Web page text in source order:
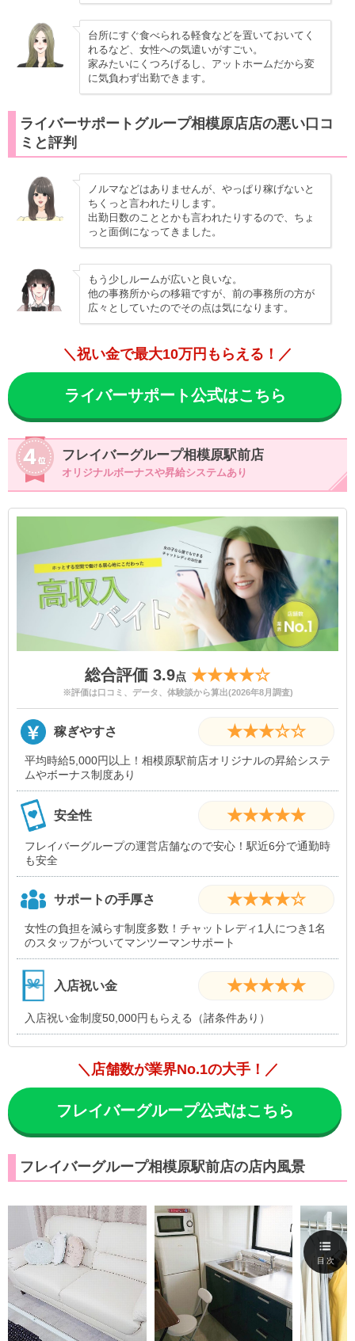
台所にすぐ食べられる軽食などを置いておいてく
れるなど、女性への気遣いがすごい。
家みたいにくつろげるし、アットホームだから変
に気負わず出勤できます。
ライバーサポートグループ相模原店店の悪い口コ
ミと評判
ノルマなどはありませんが、やっぱり稼げないと
ちくっと言われたりします。
出勤日数のこととかも言われたりするので、ちょ
っと面倒になってきました。
もう少しルームが広いと良いな。
他の事務所からの移籍ですが、前の事務所の方が
広々としていたのでその点は気になります。
＼祝い金で最大10万円もらえる！／
ライバーサポート公式はこちら
フレイバーグループ相模原駅前店
オリジナルボーナスや昇給システムあり
総合評価 3.9点 ★★★★☆
※評価は口コミ、データ、体験談から算出(2026年8月調査)
稼ぎやすさ ★★★☆☆
平均時給5,000円以上！相模原駅前店オリジナルの昇給システ
ムやボーナス制度あり
安全性 ★★★★★
フレイバーグループの運営店舗なので安心！駅近6分で通勤時
も安全
サポートの手厚さ ★★★★☆
女性の負担を減らす制度多数！チャットレディ1人につき1名
のスタッフがついてマンツーマンサポート
入店祝い金 ★★★★★
入店祝い金制度50,000円もらえる（諸条件あり）
＼店舗数が業界No.1の大手！／
フレイバーグループ公式はこちら
フレイバーグループ相模原駅前店の店内風景
目次